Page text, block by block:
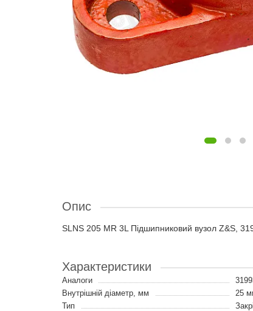
Опис
SLNS 205 MR 3L Підшипниковий вузол Z&S,
Характеристики
Аналоги
Внутрішній діаметр, мм
25
Тип